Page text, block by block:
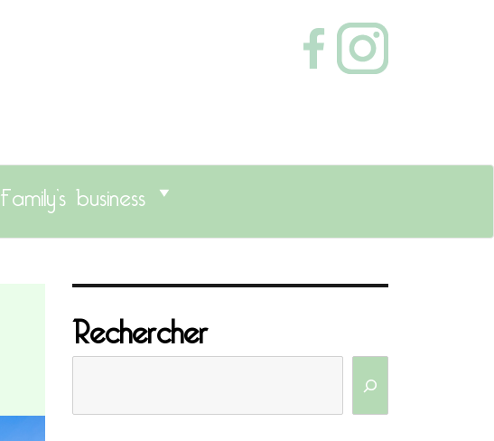
Family’s business
Rechercher